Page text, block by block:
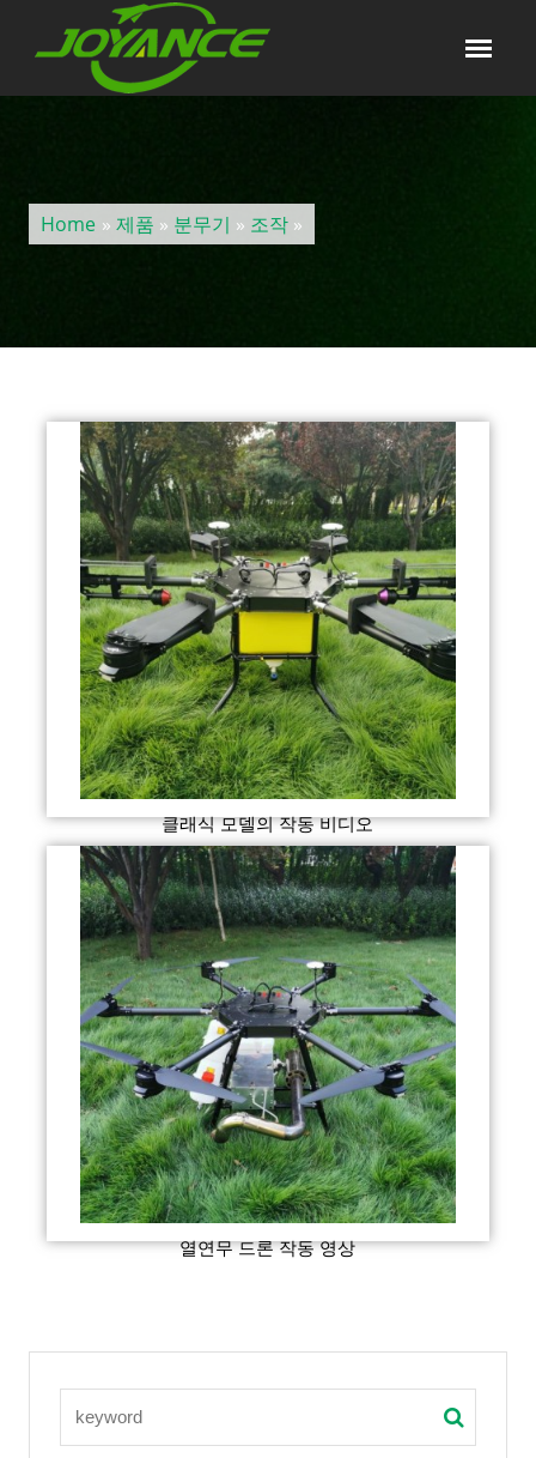
Home » 제품 » 분무기 » 조작»
클래식 모델의 작동 비디오
열연무 드론 작동 영상